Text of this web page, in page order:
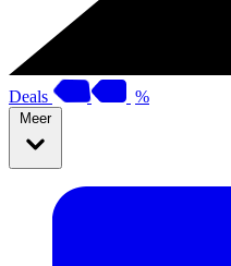
Deals %
Meer